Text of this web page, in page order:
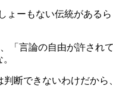
ょーもない伝統がある
「言論の自由が許され
判断できないわけだから